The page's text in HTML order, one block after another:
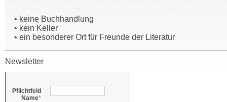
• keine Buchhandlung
• kein Keller
• ein besonderer Ort für Freunde der Literatur
Newsletter
Pflichtfeld
Name*